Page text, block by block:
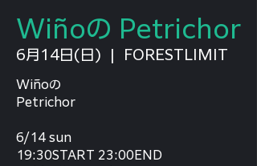
Wiñoの Petrichor
6月14日(日) FORESTLIMIT
Wiñoの
Petrichor
6/14 sun
19:30START 23:00END